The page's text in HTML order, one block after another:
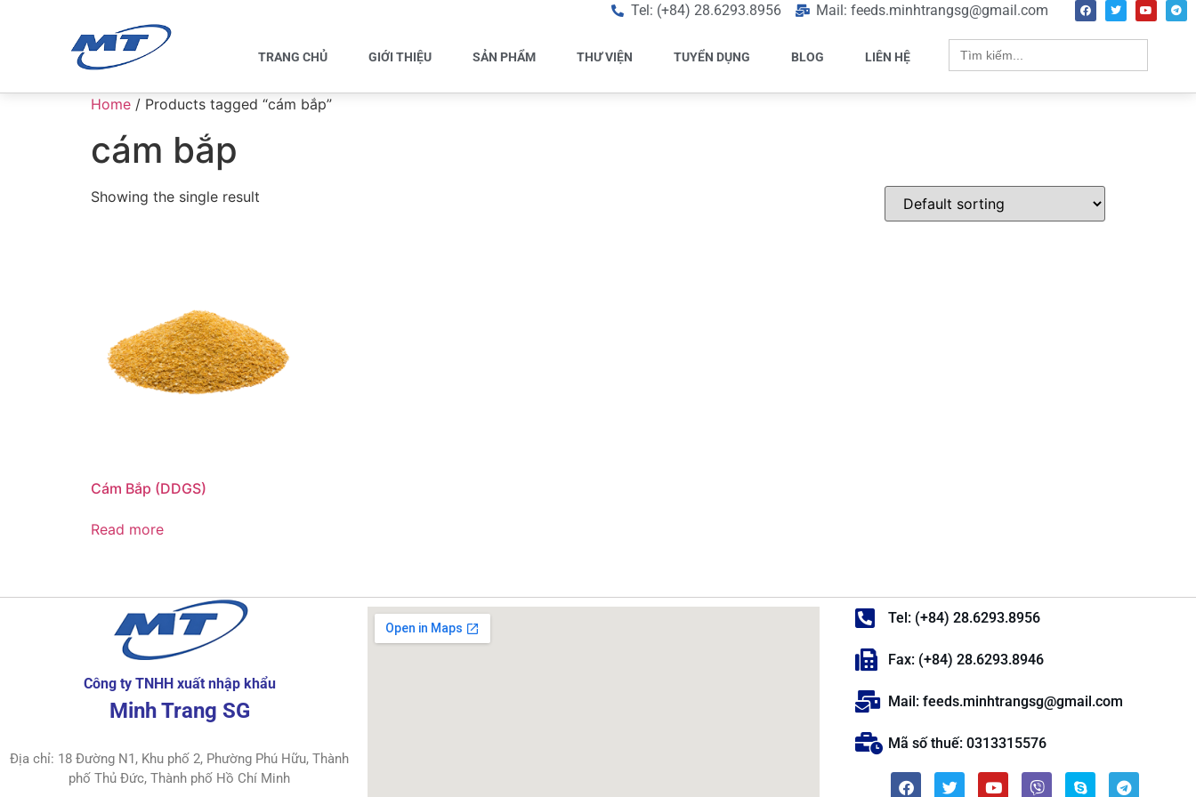
Tel: (+84) 28.6293.8956 Mail: feeds.minhtrangsg@gmail.com
TRANG CHỦ GIỚI THIỆU SẢN PHẨM THƯ VIỆN TUYỂN DỤNG BLOG LIÊN HỆ
for:
Home / Products tagged “cám bắp”
cám bắp
Showing the single result
Cám Bắp (DDGS)
Read more
Công ty TNHH xuất nhập khẩu
Minh Trang SG
Địa chỉ: 18 Đường N1, Khu phố 2, Phường Phú Hữu, Thành
phố Thủ Đức, Thành phố Hồ Chí Minh
Tel: (+84) 28.6293.8956
Fax: (+84) 28.6293.8946
Mail: feeds.minhtrangsg@gmail.com
Mã số thuế: 0313315576